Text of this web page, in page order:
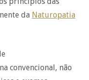
da Naturopatia
convencional, não